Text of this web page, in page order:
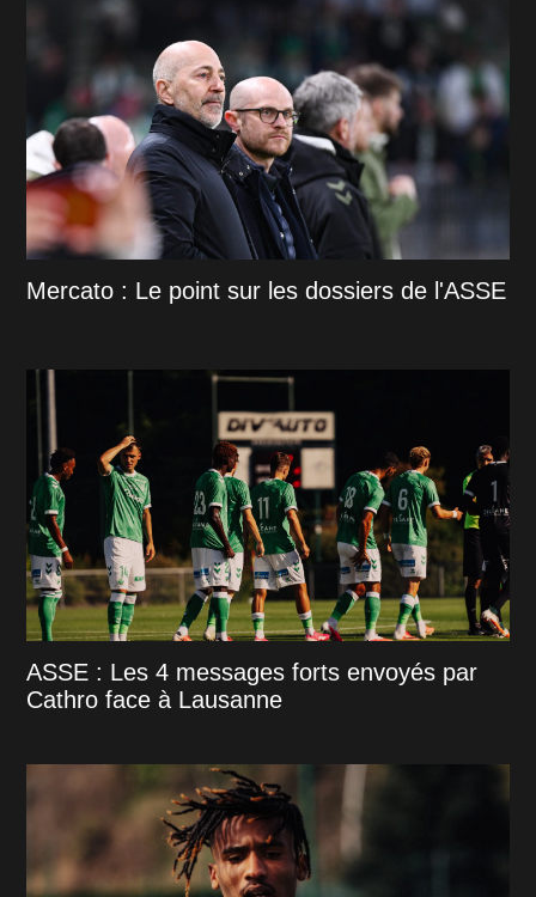
Mercato : Le point sur les dossiers de l'ASSE
ASSE : Les 4 messages forts envoyés par
Cathro face à Lausanne